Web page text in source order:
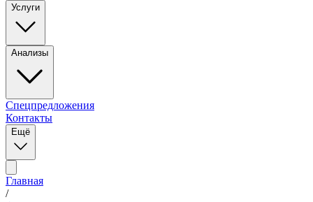
Услуги
Анализы
Спецпредложения
Контакты
Ещё
Главная
/